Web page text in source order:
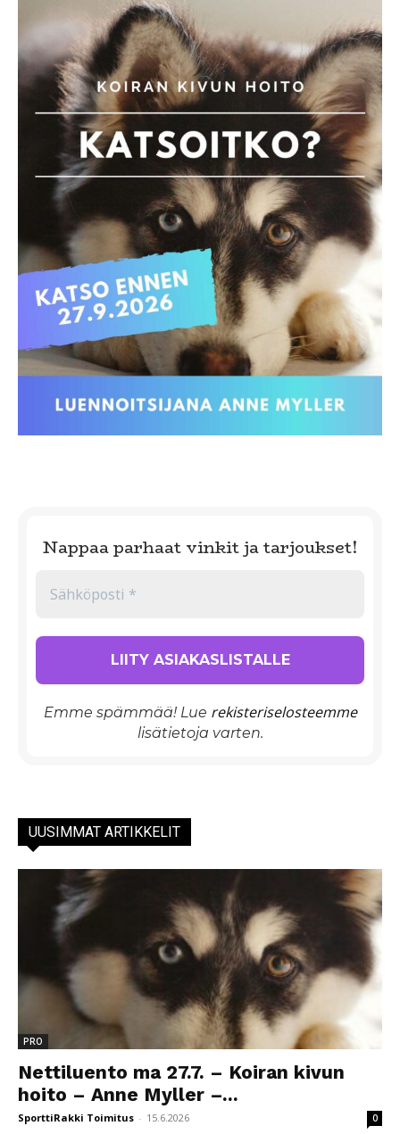
Nappaa parhaat vinkit ja tarjoukset!
Emme spämmää! Lue rekisteriselosteemme
lisätietoja varten.
UUSIMMAT ARTIKKELIT
PRO
Nettiluento ma 27.7. – Koiran kivun
hoito – Anne Myller –...
SporttiRakki Toimitus - 15.6.2026 0